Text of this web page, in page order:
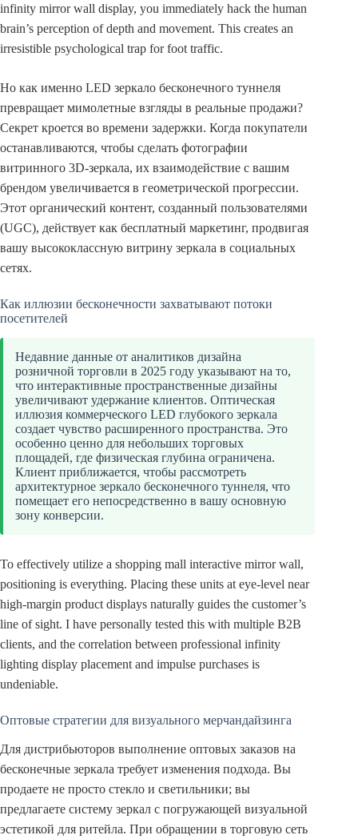
infinity mirror wall display, you immediately hack the human
brain’s perception of depth and movement. This creates an
irresistible psychological trap for foot traffic.
Но как именно LED зеркало бесконечного туннеля
превращает мимолетные взгляды в реальные продажи?
Секрет кроется во времени задержки. Когда покупатели
останавливаются, чтобы сделать фотографии
витринного 3D-зеркала, их взаимодействие с вашим
брендом увеличивается в геометрической прогрессии.
Этот органический контент, созданный пользователями
(UGC), действует как бесплатный маркетинг, продвигая
вашу высококлассную витрину зеркала в социальных
сетях.
Как иллюзии бесконечности захватывают потоки
посетителей
Недавние данные от аналитиков дизайна
розничной торговли в 2025 году указывают на то,
что интерактивные пространственные дизайны
увеличивают удержание клиентов. Оптическая
иллюзия коммерческого LED глубокого зеркала
создает чувство расширенного пространства. Это
особенно ценно для небольших торговых
площадей, где физическая глубина ограничена.
Клиент приближается, чтобы рассмотреть
архитектурное зеркало бесконечного туннеля, что
помещает его непосредственно в вашу основную
зону конверсии.
To effectively utilize a shopping mall interactive mirror wall,
positioning is everything. Placing these units at eye-level near
high-margin product displays naturally guides the customer’s
line of sight. I have personally tested this with multiple B2B
clients, and the correlation between professional infinity
lighting display placement and impulse purchases is
undeniable.
Оптовые стратегии для визуального мерчандайзинга
Для дистрибьюторов выполнение оптовых заказов на
бесконечные зеркала требует изменения подхода. Вы
продаете не просто стекло и светильники; вы
предлагаете систему зеркал с погружающей визуальной
эстетикой для ритейла. При обращении в торговую сеть